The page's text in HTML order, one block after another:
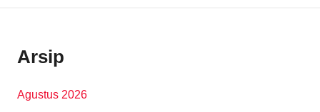
Arsip
Agustus 2026